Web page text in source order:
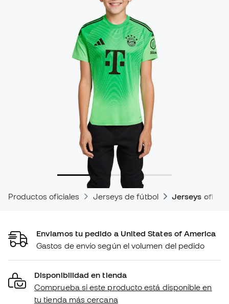
Productos oficiales Jerseys de fútbol Jerseys
Enviamos tu pedido a United States of America
Gastos de envío según el volumen del pedido
Disponibilidad en tienda
Comprueba si este producto está disponible en
tu tienda más cercana